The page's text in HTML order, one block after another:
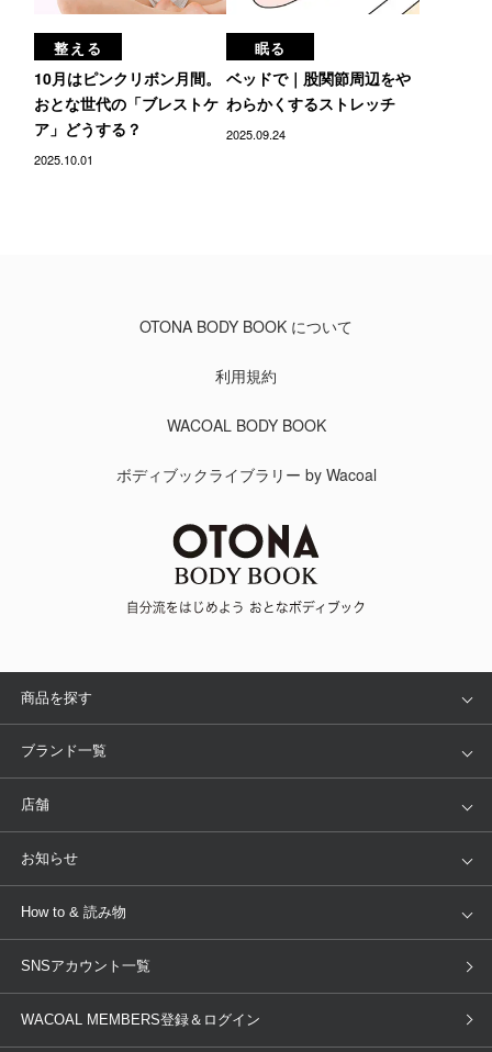
整える
10月はピンクリボン月間。
おとな世代の「ブレストケ
ア」どうする？
2025.10.01
眠る
ベッドで｜股関節周辺をや
わらかくするストレッチ
2025.09.24
OTONA BODY BOOK について
利用規約
WACOAL BODY BOOK
ボディブックライブラリー by Wacoal
商品を探す
アイテム
トピックス
ブランド一覧
WACOAL
AMPHI une nana cool
OUR WACOAL
WACOAL Remamma
店舗
店舗を探す
ブラ無料診断
3Dボディスキャン
お知らせ
新着情報
商品回収
How to & 読み物
下着の基礎知識
ブラパン ワコールスタイル
SNSアカウント一覧
WACOAL MEMBERS登録＆ログイン